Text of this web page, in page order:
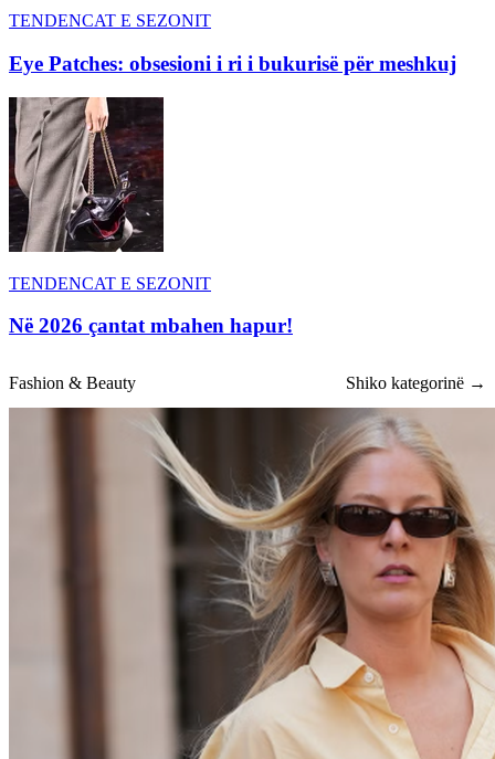
TENDENCAT E SEZONIT
Eye Patches: obsesioni i ri i bukurisë për meshkuj
TENDENCAT E SEZONIT
Në 2026 çantat mbahen hapur!
Fashion & Beauty Shiko kategorinë →